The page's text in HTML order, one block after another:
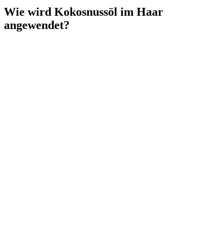
Wie wird Kokosnussöl im Haar
angewendet?